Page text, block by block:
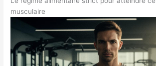
musculaire